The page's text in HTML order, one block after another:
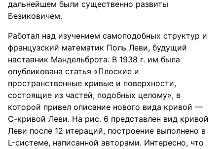
дальнейшем были существенно развиты
Безиковичем.
Работал над изучением самоподобных структур и
французский математик Поль Леви, будущий
наставник Мандельброта. В 1938 г. им была
опубликована статья «Плоские и
пространственные кривые и поверхности,
состоящие из частей, подобных целому», в
которой привел описание нового вида кривой —
С-кривой Леви. На рис. 6 представлен вид кривой
Леви после 12 итераций, построение выполнено в
L-системе, написанной авторами. Интересно, что